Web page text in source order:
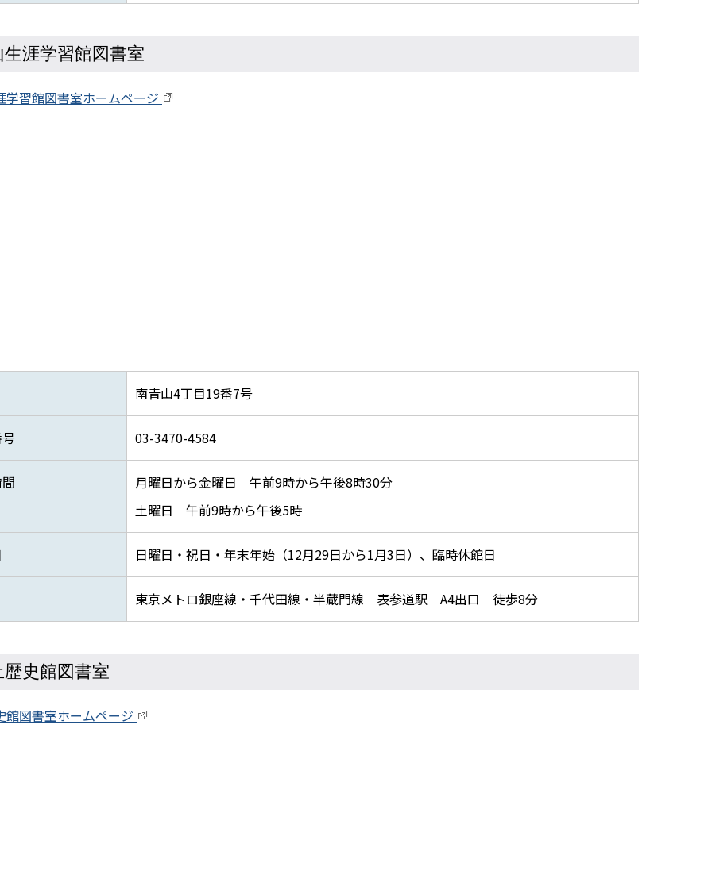
生涯学習館図書室
学習館図書室ホームページ
南青山4丁目19番7号
03-3470-4584
月曜日から金曜日 午前9時から午後8時30分
土曜日 午前9時から午後5時
日曜日・祝日・年末年始（12月29日から1月3日）、臨時休館日
東京メトロ銀座線・千代田線・半蔵門線 表参道駅 A4出口 徒歩8分
歴史館図書室
館図書室ホームページ